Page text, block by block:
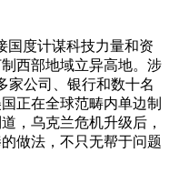
度计谋科技力量和资
西部地域立异高地。涉
家公司、银行和数十名
正在全球范畴内单边制
，乌克兰危机升级后，
做法，不只无帮于问题